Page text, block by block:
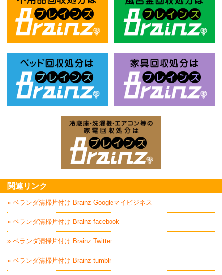
関連リンク
» ベランダ清掃片付け Brainz Googleマイビジネス
» ベランダ清掃片付け Brainz facebook
» ベランダ清掃片付け Brainz Twitter
» ベランダ清掃片付け Brainz tumblr